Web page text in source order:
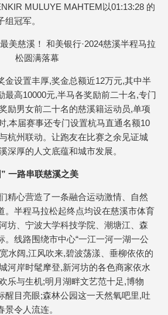
MULUYE MAHTEM以01:13:28 的
冠军。
金设置丰厚,奖金总额近12万元,其中半
最高10000元,半马各奖励前二十名,专门
励男女前二十名的慈溪籍运动员,单项
,本届赛事还专门设置杭马直通名额10
杭州联动。让跑友在比赛之余见证城
深厚的人文底蕴和城市发展。
一路串联慈溪之美
精心营造了一条融合运动激情、自然
。半程马拉松起终点均设在慈溪市体育
坊、宁波大学科技学院、潮塘江、森
。线路围绕市中心“一江一河一湖一公
水阔,江风吹来,碧波荡漾、垂柳依依的
河岸时髦摩登,新河坊的各色商家依水
乐与生机;明月湖畔文艺范十足,博物
醒目亮眼;森林公园这一天然氧吧里,吐
令人流连。